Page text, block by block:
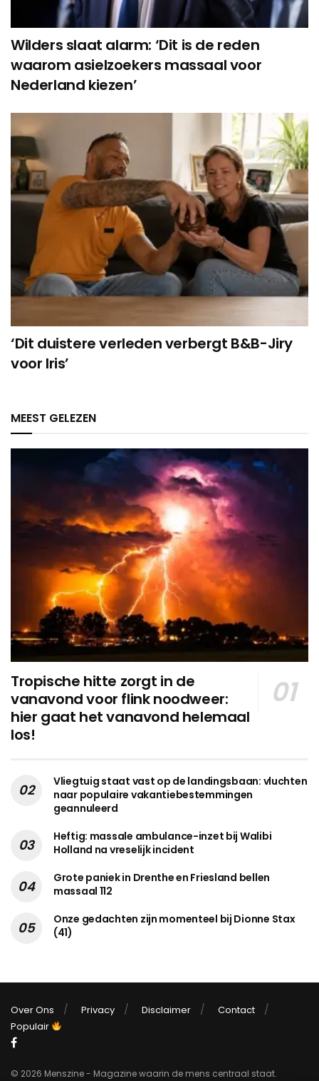
Wilders slaat alarm: ‘Dit is de reden
waarom asielzoekers massaal voor
Nederland kiezen’
‘Dit duistere verleden verbergt B&B-Jiry
voor Iris’
MEEST GELEZEN
Tropische hitte zorgt in de
vanavond voor flink noodweer:
hier gaat het vanavond helemaal
los!
Vliegtuig staat vast op de landingsbaan: vluchten
naar populaire vakantiebestemmingen
geannuleerd
Heftig: massale ambulance-inzet bij Walibi
Holland na vreselijk incident
Grote paniek in Drenthe en Friesland bellen
massaal 112
Onze gedachten zijn momenteel bij Dionne Stax
(41)
Over Ons Privacy Disclaimer
Contact
Populair
© 2026 Menszine - Magazine waarin de mens centraal staat.